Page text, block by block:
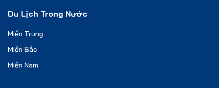
Du Lịch Trong Nước
Miền Trung
Miền Bắc
Miền Nam